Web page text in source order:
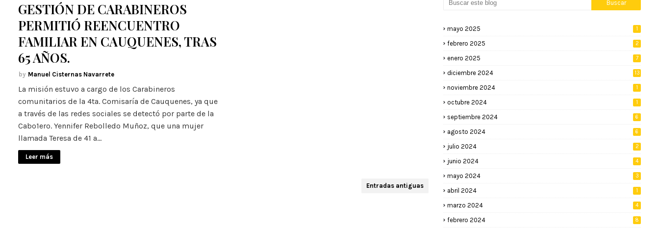
GESTIÓN DE CARABINEROS
PERMITIÓ REENCUENTRO
FAMILIAR EN CAUQUENES, TRAS
65 AÑOS.
Manuel Cisternas Navarrete
La misión estuvo a cargo de los Carabineros
comunitarios de la 4ta. Comisaría de Cauquenes, ya que
a través de las redes sociales se detectó por parte de la
Cabo1ero. Yennifer Rebolledo Muñoz, que una mujer
llamada Teresa de 41 a…
Leer más
Entradas antiguas
mayo 2025 1
febrero 2025 2
enero 2025 7
diciembre 2024 13
noviembre 2024 1
octubre 2024 1
septiembre 2024 6
agosto 2024 6
julio 2024 2
junio 2024 4
mayo 2024 3
abril 2024 1
marzo 2024 4
febrero 2024 8